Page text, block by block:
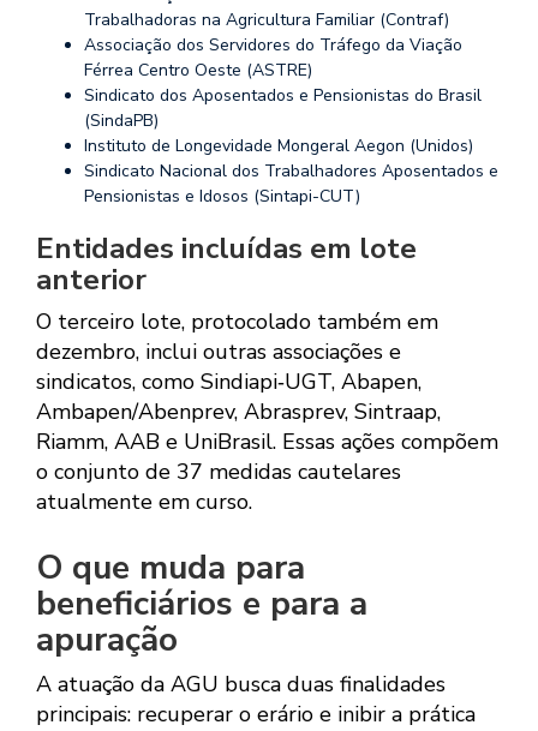
Trabalhadoras na Agricultura Familiar (Contraf)
Associação dos Servidores do Tráfego da Viação
Férrea Centro Oeste (ASTRE)
Sindicato dos Aposentados e Pensionistas do Brasil
(SindaPB)
Instituto de Longevidade Mongeral Aegon (Unidos)
Sindicato Nacional dos Trabalhadores Aposentados e
Pensionistas e Idosos (Sintapi-CUT)
Entidades incluídas em lote
anterior
O terceiro lote, protocolado também em
dezembro, inclui outras associações e
sindicatos, como Sindiapi‑UGT, Abapen,
Ambapen/Abenprev, Abrasprev, Sintraap,
Riamm, AAB e UniBrasil. Essas ações compõem
o conjunto de 37 medidas cautelares
atualmente em curso.
O que muda para
beneficiários e para a
apuração
A atuação da AGU busca duas finalidades
principais: recuperar o erário e inibir a prática